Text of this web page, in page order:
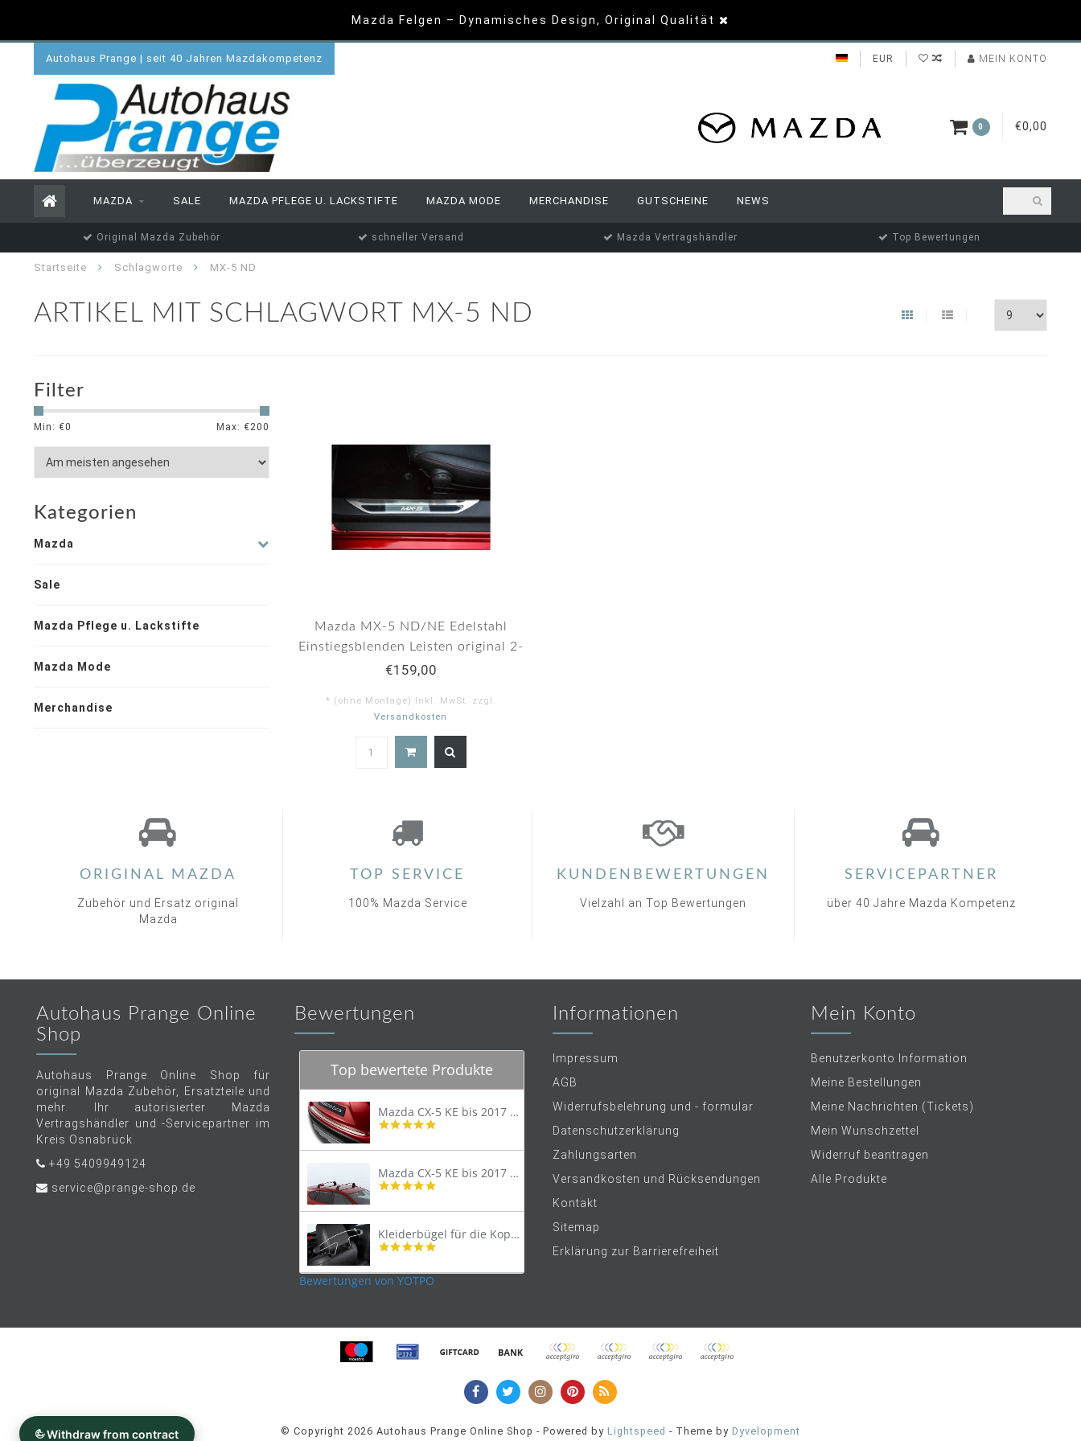
Mazda Felgen – Dynamisches Design, Original Qualität
Autohaus Prange | seit 40 Jahren Mazdakompetenz EUR MEIN KONTO
0 €0,00
MAZDA SALE MAZDA PFLEGE U. LACKSTIFTE MAZDA MODE MERCHANDISE GUTSCHEINE NEWS
Original Mazda Zubehör schneller Versand Mazda Vertragshändler Top Bewertungen
Startseite Schlagworte MX-5 ND
ARTIKEL MIT SCHLAGWORT MX-5 ND
Filter
Min: €0 Max: €200
Kategorien
Mazda
Sale
Mazda Pflege u. Lackstifte
Mazda Mode
Merchandise
Mazda MX-5 ND/NE Edelstahl
Einstiegsblenden Leisten original 2-
teilig
€159,00
* (ohne Montage) Inkl. MwSt. zzgl.
Versandkosten
ORIGINAL MAZDA
Zubehör und Ersatz original
Mazda
TOP SERVICE
100% Mazda Service
KUNDENBEWERTUNGEN
Vielzahl an Top Bewertungen
SERVICEPARTNER
über 40 Jahre Mazda Kompetenz
Autohaus Prange Online
Shop
Autohaus Prange Online Shop für
original Mazda Zubehör, Ersatzteile und
mehr. Ihr autorisierter Mazda
Vertragshändler und -Servicepartner im
Kreis Osnabrück.
+49 5409949124
service@prange-shop.de
Bewertungen
Top bewertete Produkte
Mazda CX-5 KE bis 2017 Trittschutzleiste Edelstahl original
4.8
rating
Mazda CX-5 KE bis 2017 Lastenträger Dachträger
4.9
rating
Kleiderbügel für die Kopfstütze
4.9
rating
Bewertungen von YOTPO
Informationen
Impressum
AGB
Widerrufsbelehrung und - formular
Datenschutzerklärung
Zahlungsarten
Versandkosten und Rücksendungen
Kontakt
Sitemap
Erklärung zur Barrierefreiheit
Mein Konto
Benutzerkonto Information
Meine Bestellungen
Meine Nachrichten (Tickets)
Mein Wunschzettel
Widerruf beantragen
Alle Produkte
© Copyright 2026 Autohaus Prange Online Shop - Powered by Lightspeed - Theme by Dyvelopment